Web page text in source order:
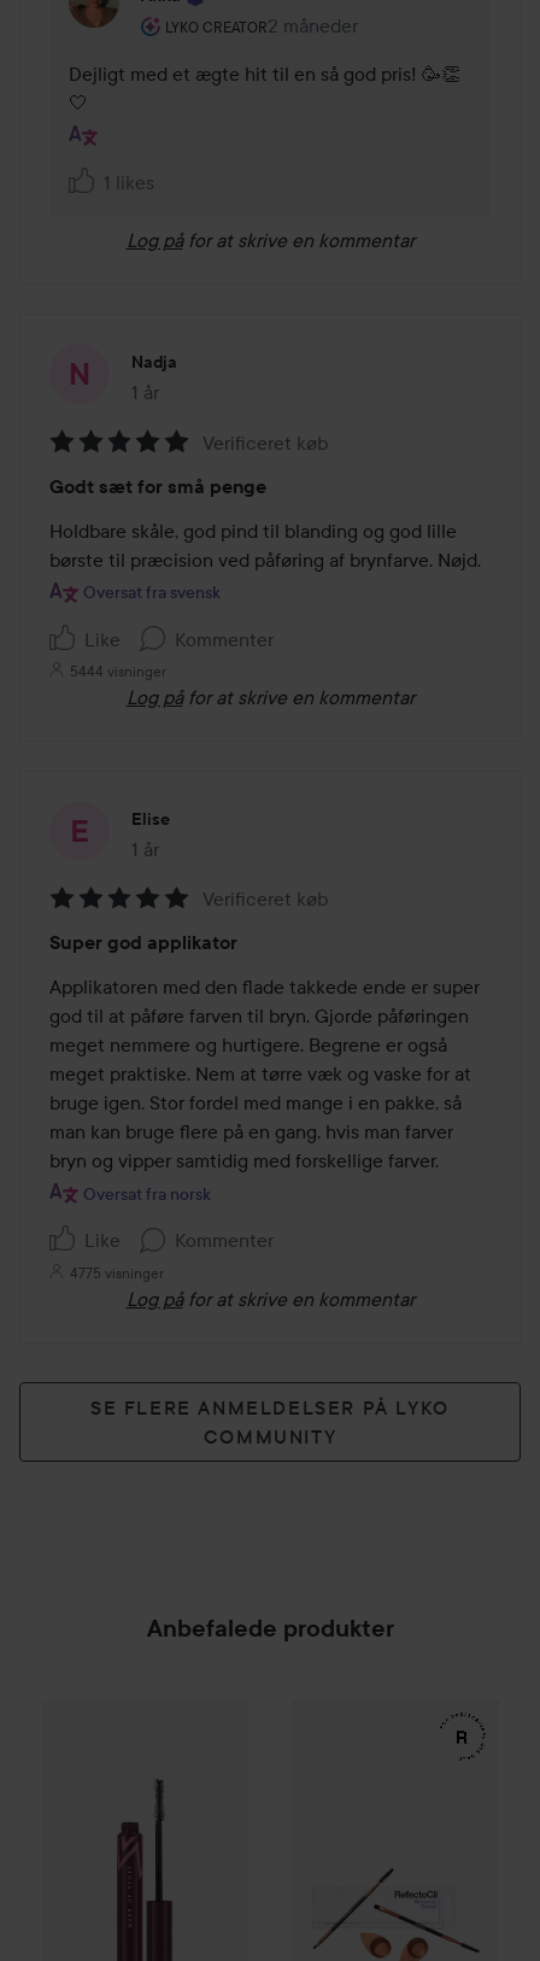
LYKO CREATOR
Brugerens rolle: Lyko Creator.
2 måneder
Kommentaren lades 2 måneder
Dejligt med et ægte hit til en så god pris! 🥳👏
🤍
1 likes
Log på for at skrive en kommentar
Nadja
1 år
Posten blev oprettet 1 år
5
ud
af
5
Verificeret køb
Godt sæt for små penge
Holdbare skåle, god pind til blanding og god lille
børste til præcision ved påføring af brynfarve. Nøjd.
Oversat fra svensk
Like Kommenter
5444 visninger
Log på for at skrive en kommentar
Elise
1 år
Posten blev oprettet 1 år
5
ud
af
5
Verificeret køb
Super god applikator
Applikatoren med den flade takkede ende er super
god til at påføre farven til bryn. Gjorde påføringen
meget nemmere og hurtigere. Begrene er også
meget praktiske. Nem at tørre væk og vaske for at
bruge igen. Stor fordel med mange i en pakke, så
man kan bruge flere på en gang, hvis man farver
bryn og vipper samtidig med forskellige farver.
Oversat fra norsk
Like Kommenter
4775 visninger
Log på for at skrive en kommentar
SE FLERE ANMELDELSER PÅ LYKO
COMMUNITY
Anbefalede produkter
Magnified Master Volume Mascara
Browista Toolkit